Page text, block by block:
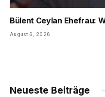
Bülent Ceylan Ehefrau:
August 6, 2026
Neueste Beiträge